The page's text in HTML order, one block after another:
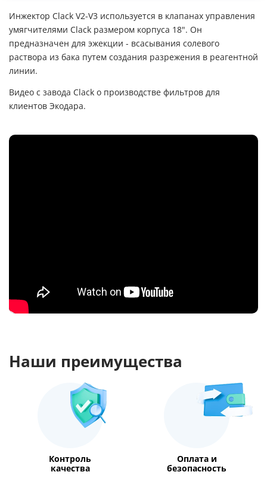
Инжектор Clack V2-V3 используется в клапанах управления
умягчителями Clack размером корпуса 18". Он
предназначен для эжекции - всасывания солевого
раствора из бака путем создания разрежения в реагентной
линии.
Видео с завода Clack о производстве фильтров для
клиентов Экодара.
Наши преимущества
Контроль
качества
Оплата и
безопасность